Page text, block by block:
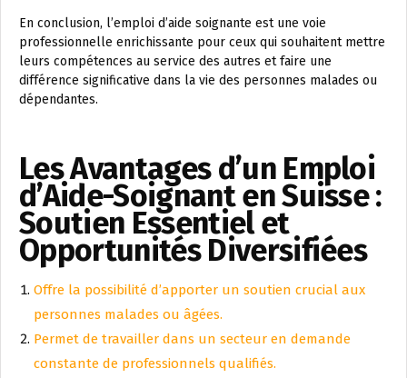
En conclusion, l’emploi d’aide soignante est une voie
professionnelle enrichissante pour ceux qui souhaitent mettre
leurs compétences au service des autres et faire une
différence significative dans la vie des personnes malades ou
dépendantes.
Les Avantages d’un Emploi
d’Aide-Soignant en Suisse :
Soutien Essentiel et
Opportunités Diversifiées
Offre la possibilité d’apporter un soutien crucial aux
personnes malades ou âgées.
Permet de travailler dans un secteur en demande
constante de professionnels qualifiés.